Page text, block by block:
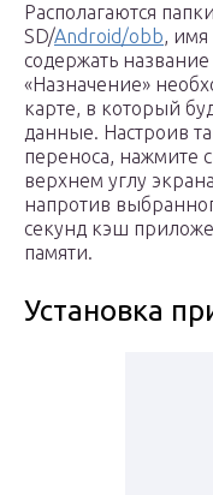
Располагаются
SD/Android/obb, имя
содержать
«Назначение»
карте, в который
данные. Настроив
переноса, нажмите
верхнем углу
напротив
секунд кэш
памяти.
Установка